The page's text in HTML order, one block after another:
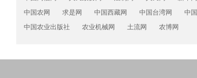
中国农网
求是网 中国西藏网 中国台湾网 中
中国农业出版社
农业机械网 土流网 农博网